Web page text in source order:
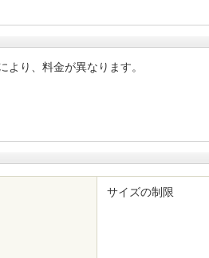
より、料金が異なります。
サイズの制限